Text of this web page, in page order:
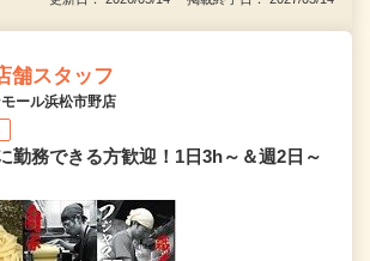
舗スタッフ
ール浜松市野店
勤務できる方歓迎！1日3h～＆週2日～